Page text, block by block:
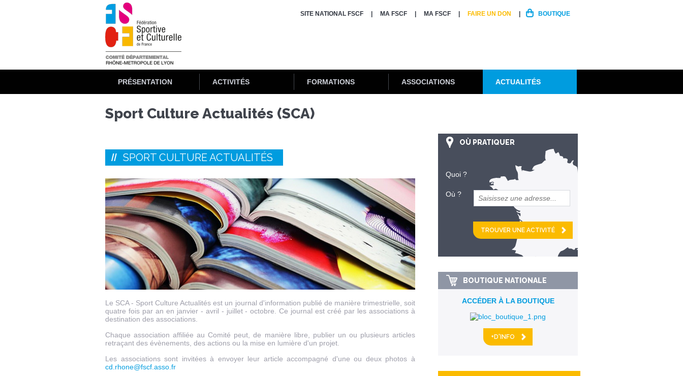
SITE NATIONAL FSCF MA FSCF MA FSCF FAIRE UN DON BOUTIQUE
PRÉSENTATION ACTIVITÉS FORMATIONS ASSOCIATIONS ACTUALITÉS
Sport Culture Actualités (SCA)
SPORT CULTURE ACTUALITÉS
Le SCA - Sport Culture Actualités est un journal d'information publié de manière trimestrielle, soit
quatre fois par an en janvier - avril - juillet - octobre. Ce journal est créé par les associations à
destination des associations.
Chaque association affiliée au Comité peut, de manière libre, publier un ou plusieurs articles
retraçant des évènements, des actions ou la mise en lumière d'un projet.
Les associations sont invitées à envoyer leur article accompagné d'une ou deux photos à
cd.rhone@fscf.asso.fr
OÙ PRATIQUER
Quoi ?
Où ?
et
km alentour
BOUTIQUE NATIONALE
ACCÉDER À LA BOUTIQUE
+D'INFO